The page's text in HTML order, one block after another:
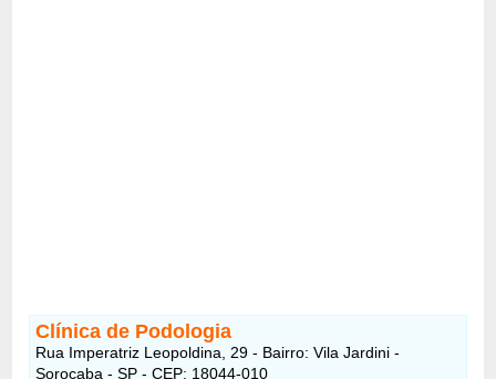
Clínica de Podologia
Rua Imperatriz Leopoldina, 29 - Bairro: Vila Jardini -
Sorocaba - SP - CEP: 18044-010